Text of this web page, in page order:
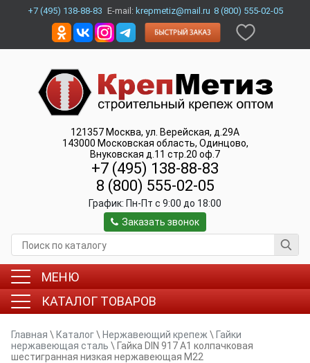
+7 (495) 138-88-83 E-mail: krepmetiz@mail.ru 8 (800) 555-02-05
121357 Москва, ул. Верейская, д.29А
143000 Московская область, Одинцово,
Внуковская д.11 стр.20 оф.7
+7 (495) 138-88-83
8 (800) 555-02-05
График: Пн-Пт c 9:00 до 18:00
Заказать звонок
МЕНЮ
КАТАЛОГ ТОВАРОВ
Главная \ Каталог\ Нержавеющий крепеж \ Гайки
нержавеющая сталь \ Гайка DIN 917 А1 колпачковая
шестигранная низкая нержавеющая M22